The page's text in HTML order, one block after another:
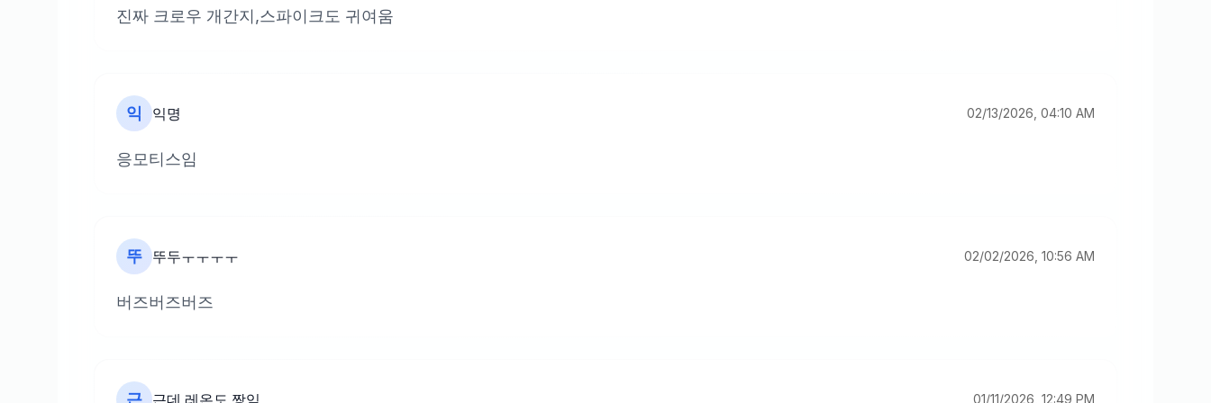
진짜 크로우 개간지,스파이크도 귀여움
익 익명 02/13/2026, 04:10 AM
응모티스임
뚜 뚜두ㅜㅜㅜㅜ 02/02/2026, 10:56 AM
버즈버즈버즈
근 근데 레온도 짱임 01/11/2026, 12:49 PM